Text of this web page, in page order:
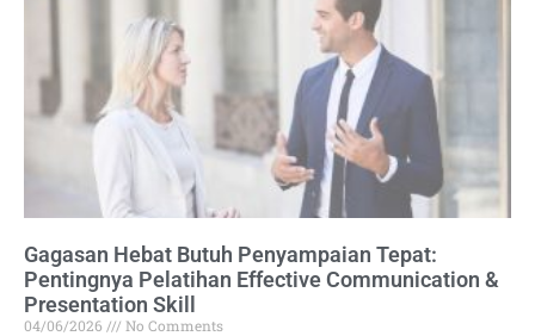
Gagasan Hebat Butuh Penyampaian Tepat:
Pentingnya Pelatihan Effective Communication &
Presentation Skill
04/06/2026 No Comments